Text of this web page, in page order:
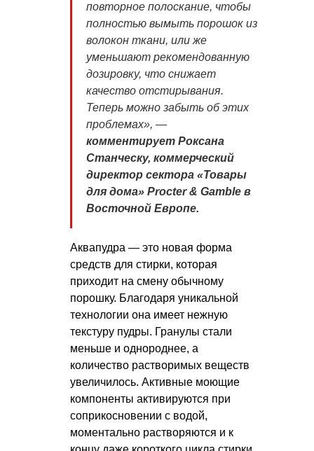
повторное полоскание, чтобы
полностью вымыть порошок из
волокон ткани, или же
уменьшают рекомендованную
дозировку, что снижает
качество отстирывания.
Теперь можно забыть об этих
проблемах», —
комментирует Роксана
Станческу, коммерческий
директор сектора «Товары
для дома» Procter & Gamble в
Восточной Европе.
Аквапудра — это новая форма
средств для стирки, которая
приходит на смену обычному
порошку. Благодаря уникальной
технологии она имеет нежную
текстуру пудры. Гранулы стали
меньше и однороднее, а
количество растворимых веществ
увеличилось. Активные моющие
компоненты активируются при
соприкосновении с водой,
моментально растворяются и к